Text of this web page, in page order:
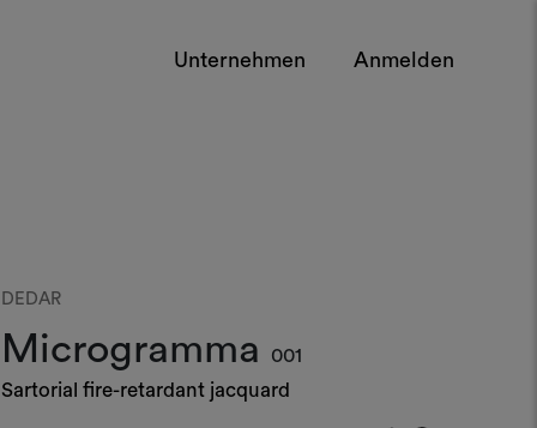
Unternehmen Anmelden
DEDAR
Microgramma
001
Sartorial fire-retardant jacquard